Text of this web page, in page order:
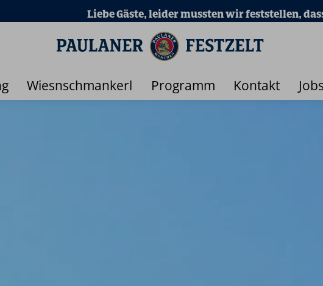
dass gefälschte Reservierungsunterlagen und
Wiesnschmankerl Programm Kontakt Jobs